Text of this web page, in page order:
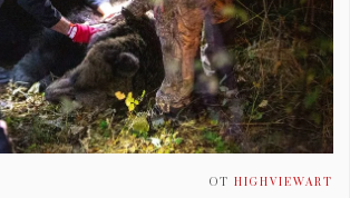
ОТ HIGHVIEWART